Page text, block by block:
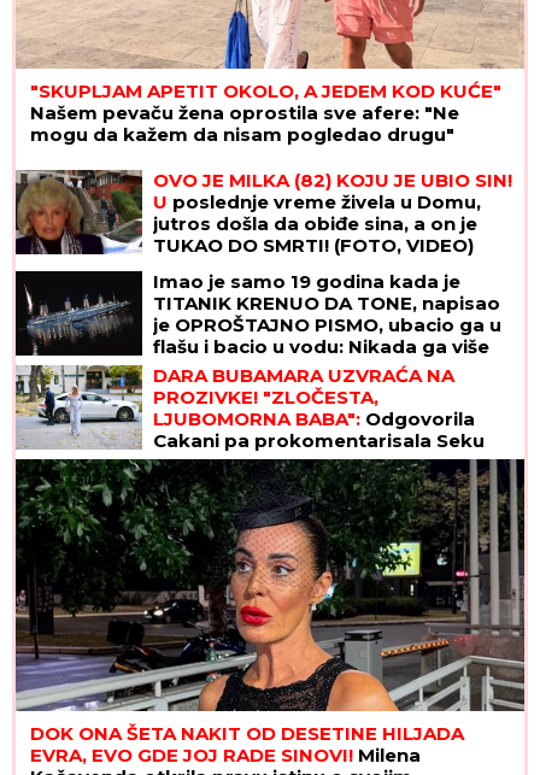
"SKUPLJAM APETIT OKOLO, A JEDEM KOD KUĆE"
Našem pevaču žena oprostila sve afere: "Ne
mogu da kažem da nisam pogledao drugu"
OVO JE MILKA (82) KOJU JE UBIO SIN!
U poslednje vreme živela u Domu,
jutros došla da obiđe sina, a on je
TUKAO DO SMRTI! (FOTO, VIDEO)
Imao je samo 19 godina kada je
TITANIK KRENUO DA TONE, napisao
je OPROŠTAJNO PISMO, ubacio ga u
flašu i bacio u vodu: Nikada ga više
nisu videli, a kada je njegova majka
pročitala poruku - SRCE JOJ JE
PUKLO
DARA BUBAMARA UZVRAĆA NA
PROZIVKE! "ZLOČESTA,
LJUBOMORNA BABA": Odgovorila
Cakani pa prokomentarisala Seku
Aleksić
DOK ONA ŠETA NAKIT OD DESETINE HILJADA
EVRA, EVO GDE JOJ RADE SINOVI! Milena